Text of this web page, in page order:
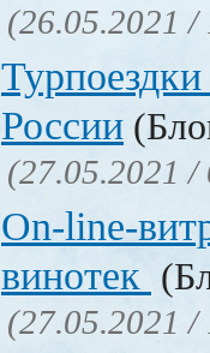
(26.05.2021 /
России
(27.05.2021 /
On-line-
винотек
(27.05.2021 /